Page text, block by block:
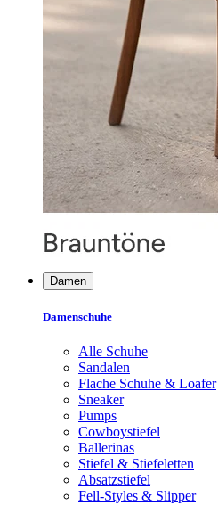
Damen
Damenschuhe
Alle Schuhe
Sandalen
Flache Schuhe & Loafer
Sneaker
Pumps
Cowboystiefel
Ballerinas
Stiefel & Stiefeletten
Absatzstiefel
Fell-Styles & Slipper